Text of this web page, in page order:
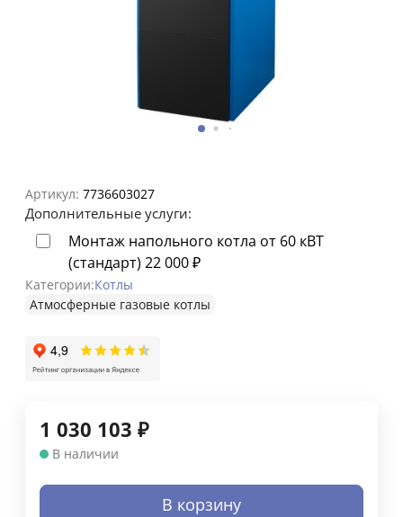
Артикул: 7736603027
Дополнительные услуги:
Монтаж напольного котла от 60 кВТ
(стандарт) 22 000₽
Категории:Котлы
Атмосферные газовые котлы
1 030 103 ₽
В наличии
В корзину